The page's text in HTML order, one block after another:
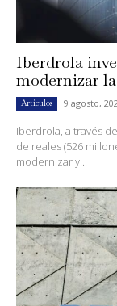
Iberdrola
modernizar
Artículos 9 agosto,
Iberdrola, a través
de reales (526
modernizar y...